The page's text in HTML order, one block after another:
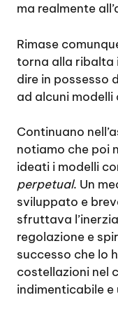
ma realmente
Rimase
torna alla ribalta
dire in possesso
ad alcuni modelli
Continuano
notiamo che poi
ideati i modelli
perpetual. Un
sviluppato e
sfruttava
regolazione e
successo che lo
costellazioni nel
indimenticabile e